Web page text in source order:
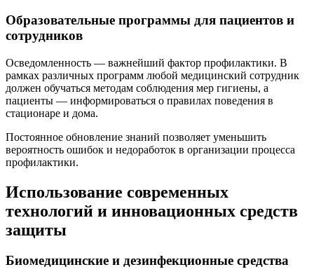
Образовательные программы для пациентов и
сотрудников
Осведомленность — важнейший фактор профилактики. В
рамках различных программ любой медицинский сотрудник
должен обучаться методам соблюдения мер гигиены, а
пациенты — информироваться о правилах поведения в
стационаре и дома.
Постоянное обновление знаний позволяет уменьшить
вероятность ошибок и недоработок в организации процесса
профилактики.
Использование современных
технологий и инновационных средств
защиты
Биомедицинские и дезинфекционные средства